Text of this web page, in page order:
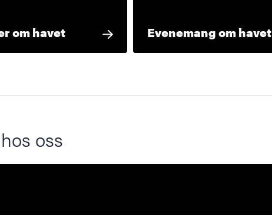
om havet Evenemang om havet
oss